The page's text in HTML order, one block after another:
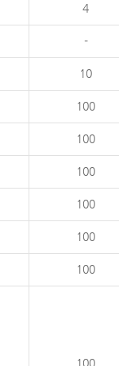
4
-
10
100
100
100
100
100
100
100